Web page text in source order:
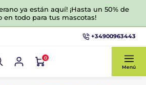
ya están aquí! ¡Hasta un 50% de
en todo para tus mascotas!
+34900963443
0
Menú